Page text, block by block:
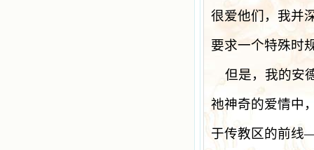
很爱他们，我并
要求一个特殊时
但是，我的安
祂神奇的爱情中
于传教区的前线